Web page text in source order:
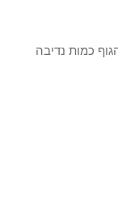
כמות נדיבה